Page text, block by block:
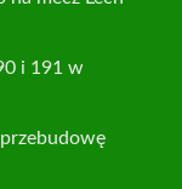
i 191 w